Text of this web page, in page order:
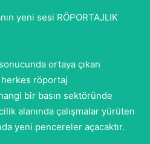
yeni sesi RÖPORTAJLIK
ortaya çıkan
herkes röportaj
bir basın sektöründe
alanında çalışmalar yürüten
yeni pencereler açacaktır.